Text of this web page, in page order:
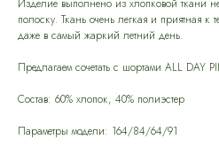
Изделие выполнено из хлопковой ткани
полоску. Ткань очень легкая и приятная к
даже в самый жаркий летний день.
Предлагаем сочетать с шортами ALL DAY
Состав: 60% хлопок, 40% полиэстер
Параметры модели: 164/84/64/91